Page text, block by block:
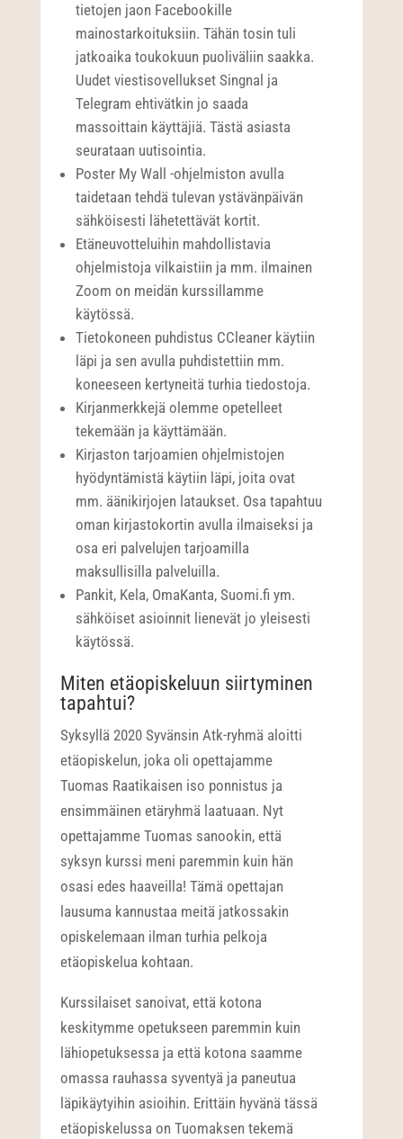
tietojen jaon Facebookille
mainostarkoituksiin. Tähän tosin tuli
jatkoaika toukokuun puoliväliin saakka.
Uudet viestisovellukset Singnal ja
Telegram ehtivätkin jo saada
massoittain käyttäjiä. Tästä asiasta
seurataan uutisointia.
Poster My Wall -ohjelmiston avulla
taidetaan tehdä tulevan ystävänpäivän
sähköisesti lähetettävät kortit.
Etäneuvotteluihin mahdollistavia
ohjelmistoja vilkaistiin ja mm. ilmainen
Zoom on meidän kurssillamme
käytössä.
Tietokoneen puhdistus CCleaner käytiin
läpi ja sen avulla puhdistettiin mm.
koneeseen kertyneitä turhia tiedostoja.
Kirjanmerkkejä olemme opetelleet
tekemään ja käyttämään.
Kirjaston tarjoamien ohjelmistojen
hyödyntämistä käytiin läpi, joita ovat
mm. äänikirjojen lataukset. Osa tapahtuu
oman kirjastokortin avulla ilmaiseksi ja
osa eri palvelujen tarjoamilla
maksullisilla palveluilla.
Pankit, Kela, OmaKanta, Suomi.fi ym.
sähköiset asioinnit lienevät jo yleisesti
käytössä.
Miten etäopiskeluun siirtyminen
tapahtui?
Syksyllä 2020 Syvänsin Atk-ryhmä aloitti
etäopiskelun, joka oli opettajamme
Tuomas Raatikaisen iso ponnistus ja
ensimmäinen etäryhmä laatuaan. Nyt
opettajamme Tuomas sanookin, että
syksyn kurssi meni paremmin kuin hän
osasi edes haaveilla! Tämä opettajan
lausuma kannustaa meitä jatkossakin
opiskelemaan ilman turhia pelkoja
etäopiskelua kohtaan.
Kurssilaiset sanoivat, että kotona
keskitymme opetukseen paremmin kuin
lähiopetuksessa ja että kotona saamme
omassa rauhassa syventyä ja paneutua
läpikäytyihin asioihin. Erittäin hyvänä tässä
etäopiskelussa on Tuomaksen tekemä